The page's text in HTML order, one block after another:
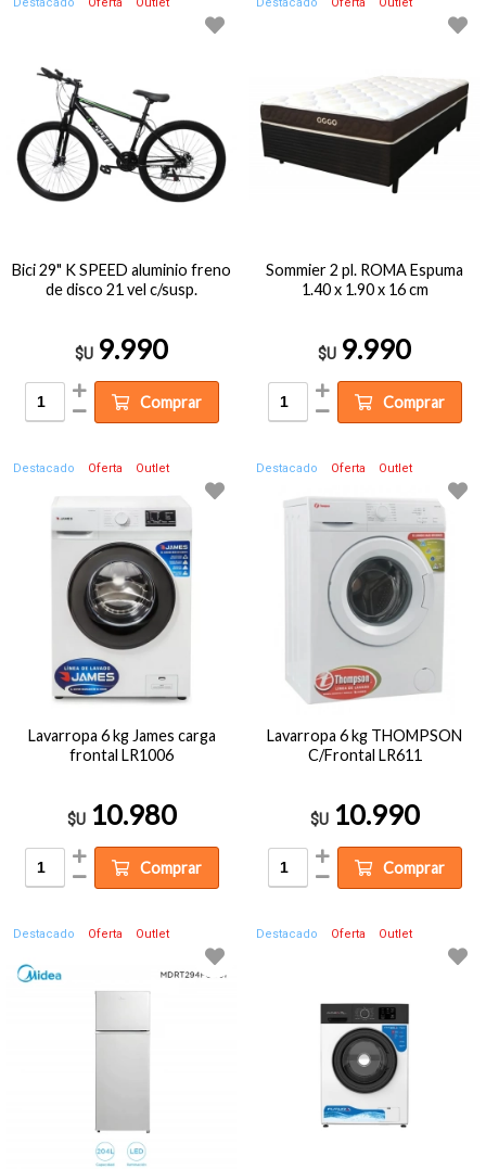
Bici 29" K SPEED aluminio freno
de disco 21 vel c/susp.
$U 9.990
Comprar
Sommier 2 pl. ROMA Espuma
1.40 x 1.90 x 16 cm
$U 9.990
Comprar
Destacado Oferta Outlet
Lavarropa 6 kg James carga
frontal LR1006
$U 10.980
Comprar
Destacado Oferta Outlet
Lavarropa 6 kg THOMPSON
C/Frontal LR611
$U 10.990
Comprar
Destacado Oferta Outlet Destacado Oferta Outlet